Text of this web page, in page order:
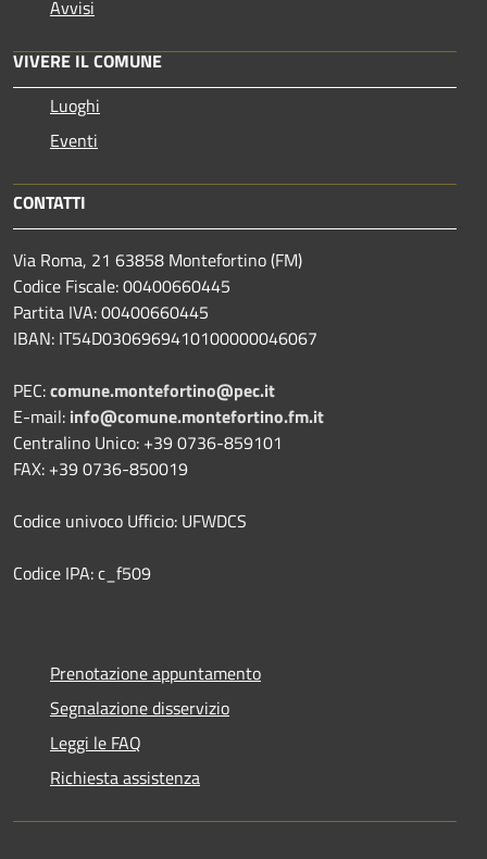
Avvisi
VIVERE IL COMUNE
Luoghi
Eventi
CONTATTI
Via Roma, 21 63858 Montefortino (FM)
Codice Fiscale: 00400660445
Partita IVA: 00400660445
IBAN: IT54D0306969410100000046067
PEC:comune.montefortino@pec.it
E-mail: info@comune.montefortino.fm.it
Centralino Unico: +39 0736-859101
FAX: +39 0736-850019
Codice univoco Ufficio: UFWDCS
Codice IPA: c_f509
Prenotazione appuntamento
Segnalazione disservizio
Leggi le FAQ
Richiesta assistenza